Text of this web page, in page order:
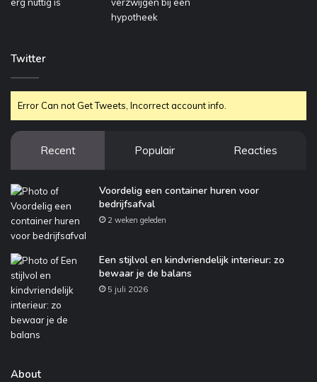
Twitter
Error Can not Get Tweets, Incorrect account info.
Recent Populair Reacties
Voordelig een container huren voor
bedrijfsafval
2 weken geleden
Een stijlvol en kindvriendelijk interieur: zo
bewaar je de balans
5 juli 2026
About